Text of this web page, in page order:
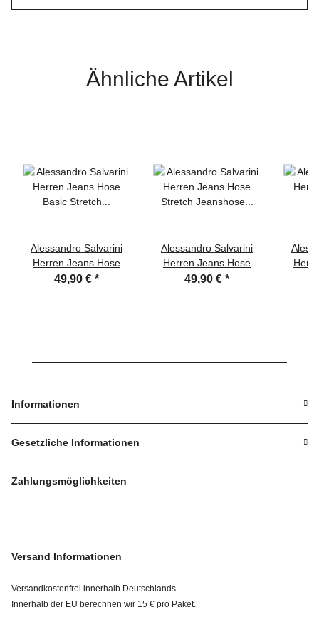
Ähnliche Artikel
Alessandro Salvarini
Herren Jeans Hose
Basic Stretch Hellblau
49,90 € *
Alessandro Salvarini
Herren Jeans Hose
Stretch Jeanshose
49,90 € *
Informationen
Gesetzliche Informationen
Zahlungsmöglichkeiten
Versand Informationen
Versandkostenfrei innerhalb Deutschlands.
Innerhalb der EU berechnen wir 15 € pro Paket.